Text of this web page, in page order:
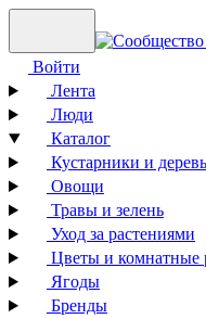
Войти
Лента
Люди
Каталог
Кустарники и
Овощи
Травы и зелень
Уход за растениями
Цветы и комнатные
Ягоды
Бренды